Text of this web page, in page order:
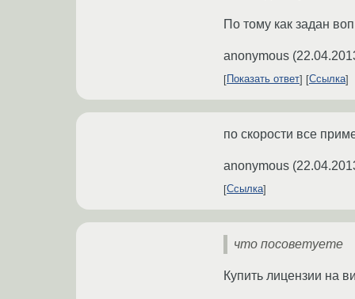
По тому как задан
anonymous (
Показать ответ Ссылка
по скорости все
anonymous (
Ссылка
что посоветуете
Купить лицензии на